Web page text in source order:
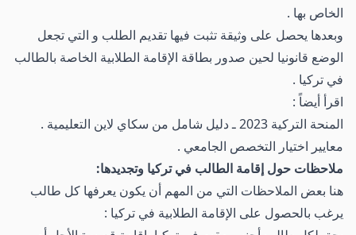
الخاص بها .
وبعدها يحصل على وثيقة تثبت فيها تقديم الطلب و التي تجعل
الوضع قانونيا لحين صدور بطاقة الإقامة الطلابية الخاصة بالطالب
في تركيا .
اقرأ أيضاً :
المنحة التركية 2023 ـ دليل شامل من سكاي لاين التعليمية
.
معايير اختيار التخصص الجامعي .
ملاحظات حول إقامة الطالب في تركيا وتجديدها:
هنا بعض الملاحظات التي من المهم أن يكون يعرفها كل طالب
يرغب بالحصول على الإقامة الطلابية في تركيا :